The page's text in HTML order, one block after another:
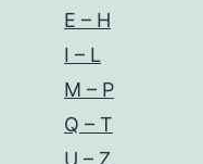
E – H
I – L
M – P
Q – T